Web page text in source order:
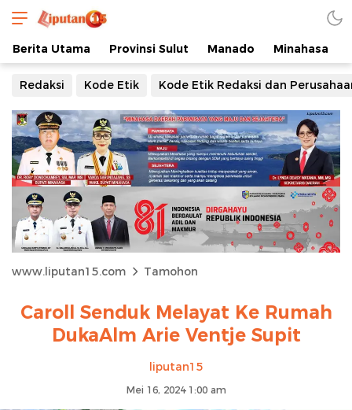
Berita Utama Provinsi Sulut Manado Minahasa
Redaksi Kode Etik Kode Etik Redaksi dan
www.liputan15.com Tamohon
Caroll Senduk Melayat Ke Rumah
DukaAlm Arie Ventje Supit
liputan15
Mei 16, 2024 1:00 am